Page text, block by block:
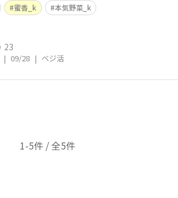
蜜香_k
本気野菜_k
23
| 09/28 | ベジ活
1-5件 / 全5件